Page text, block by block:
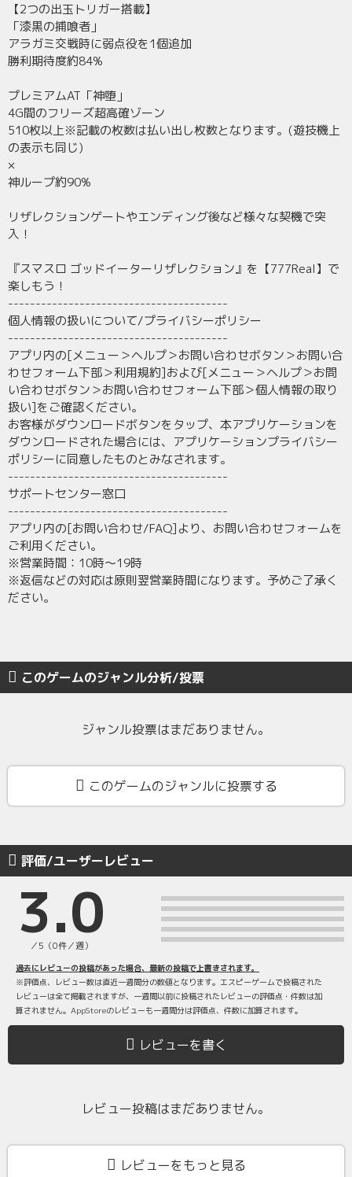
【2つの出玉トリガー搭載】
「漆黒の捕喰者」
アラガミ交戦時に弱点役を1個追加
勝利期待度約84%
プレミアムAT「神堕」
4G間のフリーズ超高確ゾーン
510枚以上※記載の枚数は払い出し枚数となります。(遊技機上
の表示も同じ)
×
神ループ約90%
リザレクションゲートやエンディング後など様々な契機で突
入！
『スマスロ ゴッドイーターリザレクション』を【777Real】で
楽しもう！
----------------------------------------
個人情報の扱いについて/プライバシーポリシー
----------------------------------------
アプリ内の[メニュー＞ヘルプ＞お問い合わせボタン＞お問い合
わせフォーム下部＞利用規約]および[メニュー＞ヘルプ＞お問
い合わせボタン＞お問い合わせフォーム下部＞個人情報の取り
扱い]をご確認ください。
お客様がダウンロードボタンをタップ、本アプリケーションを
ダウンロードされた場合には、アプリケーションプライバシー
ポリシーに同意したものとみなされます。
----------------------------------------
サポートセンター窓口
----------------------------------------
アプリ内の[お問い合わせ/FAQ]より、お問い合わせフォームを
ご利用ください。
※営業時間：10時～19時
※返信などの対応は原則翌営業時間になります。予めご了承く
ださい。
このゲームのジャンル分析/投票
ジャンル投票はまだありません。
このゲームのジャンルに投票する
評価/ユーザーレビュー
3.0
／5（0件／週）
過去にレビューの投稿があった場合、最新の投稿で上書きされます。
※評価点、レビュー数は直近一週間分の数値となります。エスピーゲームで投稿された
レビューは全て掲載されますが、一週間以前に投稿されたレビューの評価点・件数は加
算されません。AppStoreのレビューも一週間分は評価点、件数に加算されます。
レビューを書く
レビュー投稿はまだありません。
レビューをもっと見る